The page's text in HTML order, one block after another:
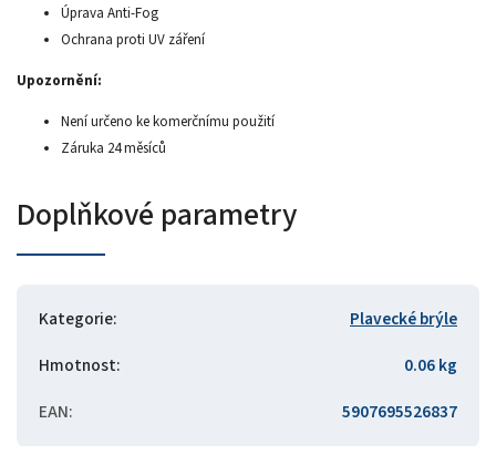
Úprava Anti-Fog
Ochrana proti UV záření
Upozornění:
Není určeno ke komerčnímu použití
Záruka 24 měsíců
Doplňkové parametry
Kategorie:
Plavecké brýle
Hmotnost:
0.06 kg
EAN: 5907695526837